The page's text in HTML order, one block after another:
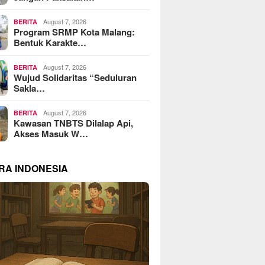
BERITA August 7, 2026
Program SRMP Kota Malang:
Bentuk Karakte…
BERITA August 7, 2026
Wujud Solidaritas “Seduluran
Sakla…
BERITA August 7, 2026
Kawasan TNBTS Dilalap Api,
Akses Masuk W…
INDONESIA